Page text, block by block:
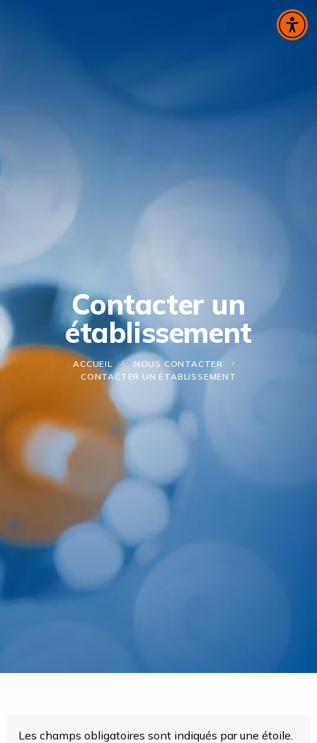
Contacter un
établissement
ACCUEIL
NOUS CONTACTER
CONTACTER UN ÉTABLISSEMENT
Les champs obligatoires sont indiqués par une étoile.